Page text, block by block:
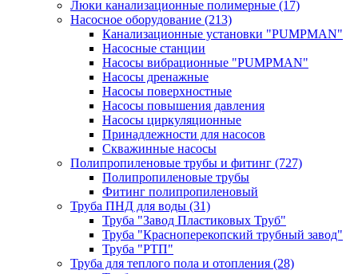
Люки канализационные полимерные (17)
Насосное оборудование (213)
Канализационные установки "PUMPMAN"
Насосные станции
Насосы вибрационные "PUMPMAN"
Насосы дренажные
Насосы поверхностные
Насосы повышения давления
Насосы циркуляционные
Принадлежности для насосов
Скважинные насосы
Полипропиленовые трубы и фитинг (727)
Полипропиленовые трубы
Фитинг полипропиленовый
Труба ПНД для воды (31)
Труба "Завод Пластиковых Труб"
Труба "Красноперекопский трубный завод"
Труба "РТП"
Труба для теплого пола и отопления (28)